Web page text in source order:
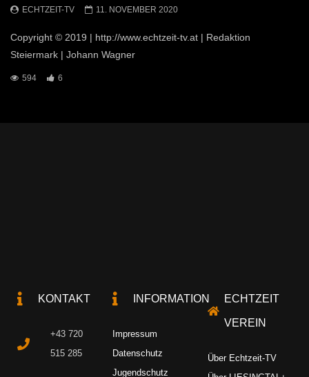
ECHTZEIT-TV 11. NOVEMBER 2020
Copyright © 2019 | http://www.echtzeit-tv.at | Redaktion
Steiermark | Johann Wagner
594 6
KONTAKT
+43 720
515 285
INFORMATION
Impressum
Datenschutz
Jugendschutz
ECHTZEIT
VEREIN
Über Echtzeit-TV